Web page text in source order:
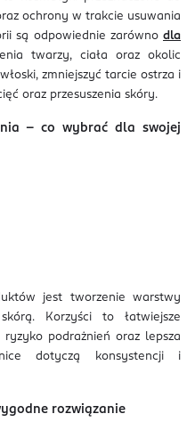
ochrony w trakcie usuwania
są odpowiednie zarówno dla
twarzy, ciała oraz okolic
zmniejszyć tarcie ostrza i
oraz przesuszenia skóry.
– co wybrać dla swojej
jest tworzenie warstwy
Korzyści to łatwiejsze
ryzyko podrażnień oraz lepsza
dotyczą konsystencji i
rozwiązanie